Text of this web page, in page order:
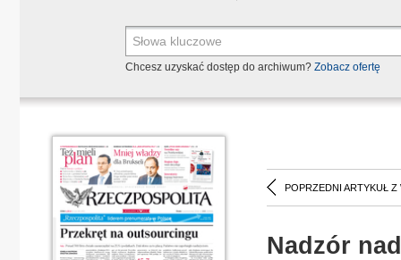
Chcesz uzyskać dostęp do archiwum? Zobacz ofertę
POPRZEDNI ARTYKUŁ Z
Nadzór